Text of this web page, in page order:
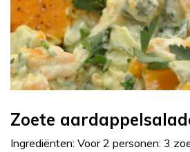
Zoete
Ingrediënten: Voor 2 personen: 3